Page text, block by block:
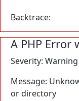
Backtrace:
A PHP Error
Severity: Warning
Message:
or directory